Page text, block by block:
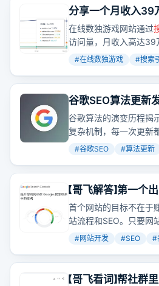
质量的相关图片和确保
成功的关键因素。
分享一个月收入39
站，每月从搜索引
在线数独游戏网站通过
访问量，月收入高达39
布局和SEO内容区是其
#在线数独游戏 #搜索
谷歌SEO算法更新
化排名背后的密码
谷歌算法的演变历程揭
复杂机制，每一次更新
验。文章概述了从初
术。
#谷歌SEO #算法更新
【哥飞解答】第一个
怎么做？
首个网站的目标不在于
站流程和SEO。只要网
搜索结果中排名前十，
#网站开发 #SEO #
【哥飞看词】帮社群